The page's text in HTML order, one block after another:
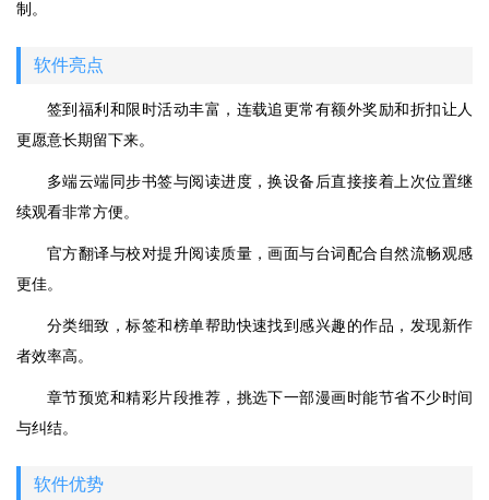
制。
软件亮点
签到福利和限时活动丰富，连载追更常有额外奖励和折扣让人
更愿意长期留下来。
多端云端同步书签与阅读进度，换设备后直接接着上次位置继
续观看非常方便。
官方翻译与校对提升阅读质量，画面与台词配合自然流畅观感
更佳。
分类细致，标签和榜单帮助快速找到感兴趣的作品，发现新作
者效率高。
章节预览和精彩片段推荐，挑选下一部漫画时能节省不少时间
与纠结。
软件优势